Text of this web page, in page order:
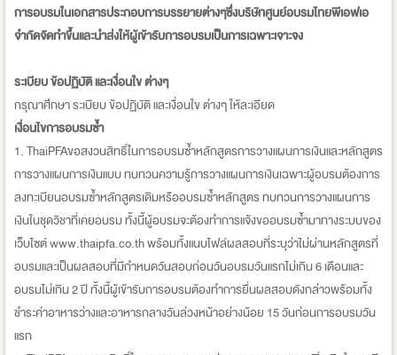
การอบรมในเอกสารประกอบการบรรยายต่างๆซึ่งบริษัทศูนย์อบรมไทยพีเอฟเอ
จำกัดจัดทำขึ้นและนำส่งให้ผู้เข้ารับการอบรมเป็นการเฉพาะเจาะจง
ระเบียบ ข้อปฏิบัติ และเงื่อนใข ต่างๆ
กรุณาศึกษา ระเบียบ ข้อปฏิบัติ และเงื่อนใข ต่างๆ ให้ละเอียด
เงื่อนไขการอบรมซ้ำ
1. ThaiPFAขอสงวนสิทธิ์ในการอบรมซ้ำหลักสูตรการวางแผนการเงินและหลักสูตร
การวางแผนการเงินแบบ ทบทวนความรู้การวางแผนการเงินเฉพาะผู้อบรมต้องการ
ลงทะเบียนอบรมซ้ำหลักสูตรเดิมหรืออบรมซ้ำหลักสูตร ทบทวนการวางแผนการ
เงินในชุดวิชาที่เคยอบรม ทั้งนี้ผู้อบรมจะต้องทำการแจ้งขออบรมซ้ำมาทางระบบของ
เว็บไซต์ www.thaipfa.co.th พร้อมทั้งแนบไฟล์ผลสอบที่ระบุว่าไม่ผ่านหลักสูตรที่
อบรมและเป็นผลสอบที่มีกำหนดวันสอบก่อนวันอบรมวันแรกไม่เกิน 6 เดือนและ
อบรมไม่เกิน 2 ปี ทั้งนี้ผู้เข้ารับการอบรมต้องทำการยื่นผลสอบดังกล่าวพร้อมทั้ง
ชำระค่าอาหารว่างและอาหารกลางวันล่วงหน้าอย่างน้อย 15 วันก่อนการอบรมวัน
แรก